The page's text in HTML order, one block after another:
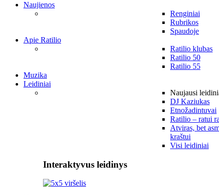
Naujienos
Renginiai
Rubrikos
Spaudoje
Apie Ratilio
Ratilio klubas
Ratilio 50
Ratilio 55
Muzika
Leidiniai
Naujausi
DJ Kaziukas
Etnožadintuvai
Ratilio – ratui
Atviras, bet
kraštui
Visi leidiniai
Interaktyvus leidinys